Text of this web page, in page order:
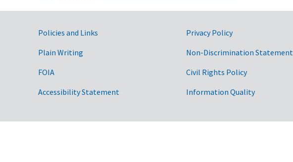
Río James (Virginia)
Río Kansas
río Kentucky
Río Mekong
río Minnesota
Río Nilo
Government Links
Policies and Links
Plain Writing
FOIA
Accessibility Statement
Privacy Policy
Non-Discrimination Statement
Civil Rights Policy
Information Quality